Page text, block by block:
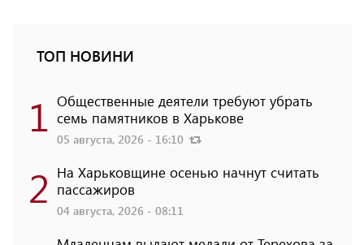
ТОП НОВИНИ
1 Общественные деятели требуют убрать
семь памятников в Харькове
05 августа, 2026 - 16:10
2 На Харьковщине осенью начнут считать
пассажиров
04 августа, 2026 - 08:11